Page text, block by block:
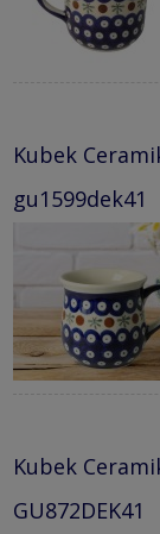
Kubek
gu1599dek41
Kubek
GU872DEK41